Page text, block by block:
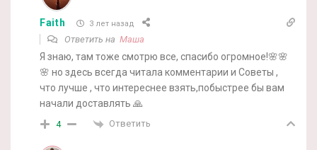
Faith 3 лет назад
Ответить на Маша
Я знаю, там тоже смотрю все, спасибо огромное!🌸🌸
🌸 но здесь всегда читала комментарии и Советы ,
что лучше , что интереснее взять,побыстрее бы вам
начали доставлять 🙏
4 Ответить